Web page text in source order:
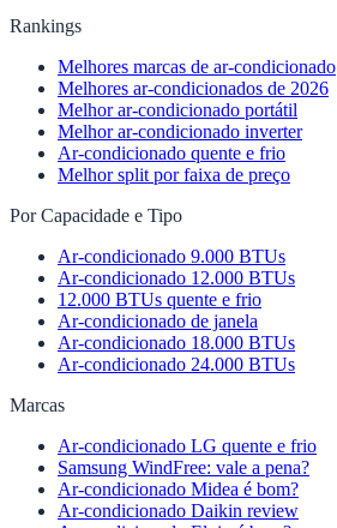
Rankings
Melhores marcas de ar-condicionado
Melhores ar-condicionados de 2026
Melhor ar-condicionado portátil
Melhor ar-condicionado inverter
Ar-condicionado quente e frio
Melhor split por faixa de preço
Por Capacidade e Tipo
Ar-condicionado 9.000 BTUs
Ar-condicionado 12.000 BTUs
12.000 BTUs quente e frio
Ar-condicionado de janela
Ar-condicionado 18.000 BTUs
Ar-condicionado 24.000 BTUs
Marcas
Ar-condicionado LG quente e frio
Samsung WindFree: vale a pena?
Ar-condicionado Midea é bom?
Ar-condicionado Daikin review